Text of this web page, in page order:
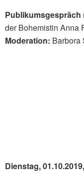
Publikumsgespräch
der Bohemistin Anna
Moderation: Barbora
Dienstag,